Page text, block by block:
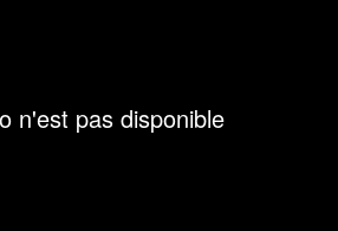
n'est pas disponible